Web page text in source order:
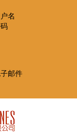
名
邮件